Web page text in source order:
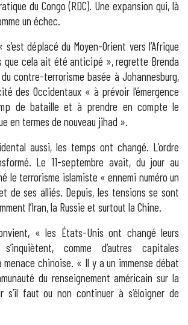
du Congo (RDC). Une expansion qui, là
un échec.
déplacé du Moyen-Orient vers l’Afrique
que cela ait été anticipé », regrette Brenda
du contre-terrorisme basée à Johannesburg,
des Occidentaux « à prévoir l’émergence
de bataille et à prendre en compte le
en termes de nouveau jihad ».
aussi, les temps ont changé. L’ordre
Le 11-septembre avait, du jour au
le terrorisme islamiste « ennemi numéro un
de ses alliés. Depuis, les tensions se sont
l’Iran, la Russie et surtout la Chine.
« les États-Unis ont changé leurs
comme d’autres capitales
chinoise. « Il y a un immense débat
du renseignement américain sur la
s’il faut ou non continuer à s’éloigner de